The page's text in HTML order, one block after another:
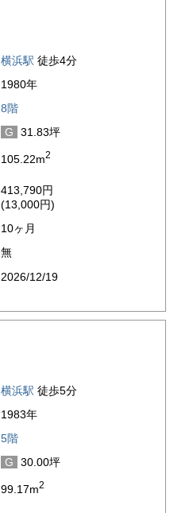
横浜駅 徒歩4分
1980年
8階
G
31.83坪
105.22m2
413,790円
(13,000円)
10ヶ月
無
2026/12/19
横浜駅 徒歩5分
1983年
5階
G
30.00坪
99.17m2